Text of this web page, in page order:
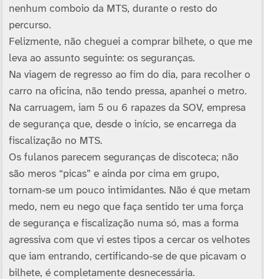
nenhum comboio da MTS, durante o resto do
percurso.
Felizmente, não cheguei a comprar bilhete, o que me
leva ao assunto seguinte: os seguranças.
Na viagem de regresso ao fim do dia, para recolher o
carro na oficina, não tendo pressa, apanhei o metro.
Na carruagem, iam 5 ou 6 rapazes da SOV, empresa
de segurança que, desde o iní­cio, se encarrega da
fiscalização no MTS.
Os fulanos parecem seguranças de discoteca; não
são meros “picas” e ainda por cima em grupo,
tornam-se um pouco intimidantes. Não é que metam
medo, nem eu nego que faça sentido ter uma força
de segurança e fiscalização numa só, mas a forma
agressiva com que vi estes tipos a cercar os velhotes
que iam entrando, certificando-se de que picavam o
bilhete, é completamente desnecessária.